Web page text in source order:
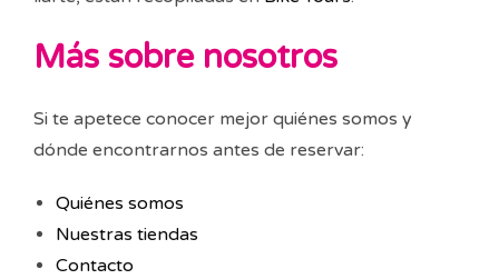
Más sobre nosotros
Si te apetece conocer mejor quiénes somos y
dónde encontrarnos antes de reservar:
Quiénes somos
Nuestras tiendas
Contacto